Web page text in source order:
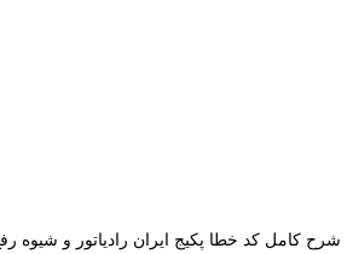
شرح کامل کد خطا پکیج ایران رادیاتور و شیوه